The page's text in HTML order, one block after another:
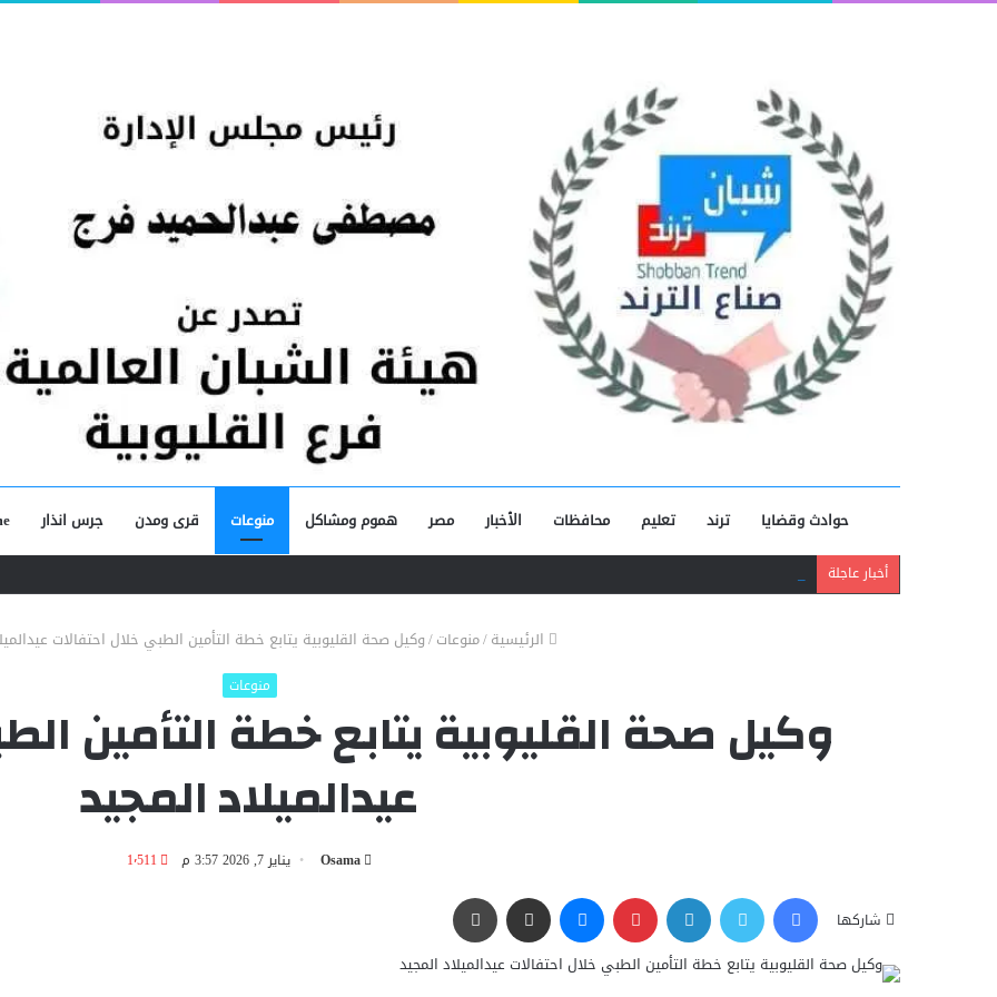
حوادث وقضايا ترند تعليم محافظات الأخبار مصر هموم ومشاكل منوعات قرى ومدن جرس انذار
أخبار عاجلة دافع عن بائعة فدفع حياته ثمنًا.. مصرع شاب برصاص آخر في الخصوص
الرئيسية/منوعات/وكيل صحة القليوبية يتابع خطة التأمين الطبي خلال احتفالات
منوعات
وكيل صحة القليوبية يتابع خطة التأمين
عيدالميلاد المجيد
Osama يناير 7, 2026 3:57 م 1٬511
شاركها